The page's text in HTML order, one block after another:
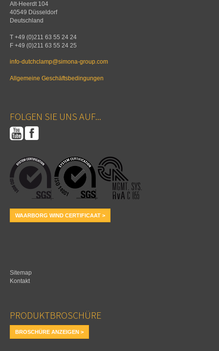
Alt-Heerdt 104
40549 Düsseldorf
Deutschland
T +49 (0)211 63 55 24 24
F +49 (0)211 63 55 24 25
info-dutchclamp@simona-group.com
Allgemeine Geschäftsbedingungen
FOLGEN SIE UNS AUF...
WAARBORG WIND CERTIFICAAT >
Sitemap
Kontakt
PRODUKTBROSCHÜRE
BROSCHÜRE ANZEIGEN >